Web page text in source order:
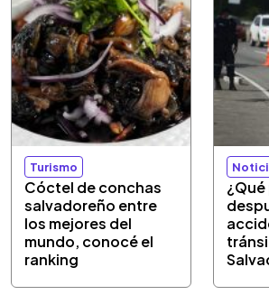
Turismo
Cóctel de conchas
salvadoreño entre
los mejores del
mundo, conocé el
ranking
¿Qué